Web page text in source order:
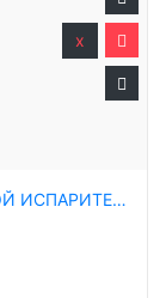
МИНИАТЮРНЫЙ ЭЛЕКТРОННО-ЛУЧЕВОЙ ИСПАРИТЕЛЬ
x